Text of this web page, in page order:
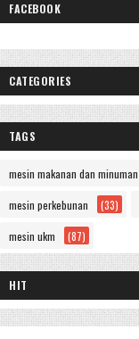
FACEBOOK
CATEGORIES
TAGS
mesin makanan dan minuman
mesin perkebunan (33)
mesin ukm (87)
HIT